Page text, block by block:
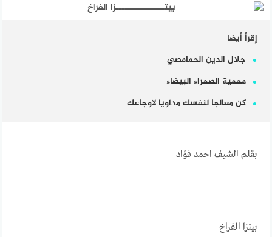
إقرأ أيضا
جلال الدين الحمامصي
محمية الصحراء البيضاء
كن معالجا لنفسك مداويا لاوجاعك
بقلم الشيف احمد فؤاد
بيتــــــــــــــــزا الفراخ